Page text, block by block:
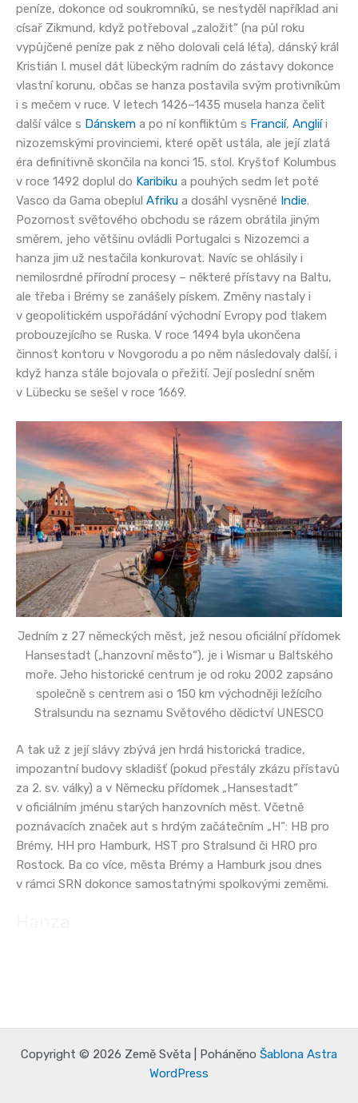
peníze, dokonce od soukromníků, se nestyděl například ani
císař Zikmund, když potřeboval „založit“ (na půl roku
vypůjčené peníze pak z něho dolovali celá léta), dánský král
Kristián I. musel dát lübeckým radním do zástavy dokonce
vlastní korunu, občas se hanza postavila svým protivníkům
i s mečem v ruce. V letech 1426–1435 musela hanza čelit
další válce s Dánskem a po ní konfliktům s Francií, Angliíi
nizozemskými provinciemi, které opět ustála, ale její zlatá
éra definitivně skončila na konci 15. stol. Kryštof Kolumbus
v roce 1492 doplul do Karibiku a pouhých sedm let poté
Vasco da Gama obeplul Afriku a dosáhl vysněné Indie.
Pozornost světového obchodu se rázem obrátila jiným
směrem, jeho většinu ovládli Portugalci s Nizozemci a
hanza jim už nestačila konkurovat. Navíc se ohlásily i
nemilosrdné přírodní procesy – některé přístavy na Baltu,
ale třeba i Brémy se zanášely pískem. Změny nastaly i
v geopolitickém uspořádání východní Evropy pod tlakem
probouzejícího se Ruska. V roce 1494 byla ukončena
činnost kontoru v Novgorodu a po něm následovaly další, i
když hanza stále bojovala o přežití. Její poslední sněm
v Lübecku se sešel v roce 1669.
Jedním z 27 německých měst, jež nesou oficiální přídomek
Hansestadt („hanzovní město“), je i Wismar u Baltského
moře. Jeho historické centrum je od roku 2002 zapsáno
společně s centrem asi o 150 km východněji ležícího
Stralsundu na seznamu Světového dědictví UNESCO
A tak už z její slávy zbývá jen hrdá historická tradice,
impozantní budovy skladišť (pokud přestály zkázu přístavů
za 2. sv. války) a v Německu přídomek „Hansestadt“
v oficiálním jménu starých hanzovních měst. Včetně
poznávacích značek aut s hrdým začátečním „H“: HB pro
Brémy, HH pro Hamburk, HST pro Stralsund či HRO pro
Rostock. Ba co více, města Brémy a Hamburk jsou dnes
v rámci SRN dokonce samostatnými spolkovými zeměmi.
Copyright © 2026 Země Světa | Poháněno Šablona Astra
WordPress